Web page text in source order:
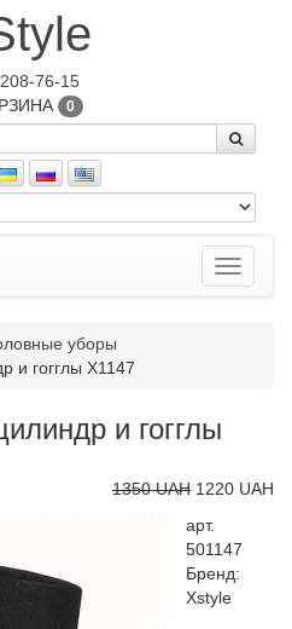
76-15
0
Toggle
уборы
и гогглы X1147
и гогглы
1350 UAH 1220 UAH
арт.
501147
Бренд:
Xstyle